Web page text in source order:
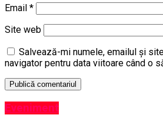
Email *
Site web
Salvează-mi numele, emailul și
navigator pentru data viitoare când o
Eveniment